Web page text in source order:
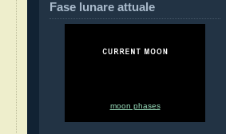
Fase lunare attuale
moon phases